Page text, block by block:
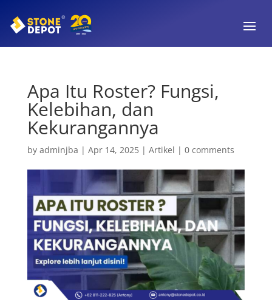
Apa Itu Roster? Fungsi,
Kelebihan, dan
Kekurangannya
by adminjba | Apr 14, 2025| Artikel | 0 comments